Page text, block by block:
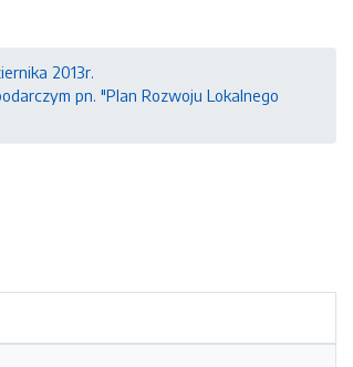
2013r.
pn. "Plan Rozwoju Lokalnego